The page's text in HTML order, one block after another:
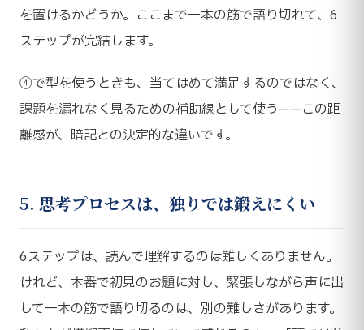
を置けるかどうか。ここまで一本の筋で語り切れて、6
ステップが完結します。
④で型を使うときも、当てはめて満足するのではなく、
課題を漏れなく見るための補助線として使う——この距
離感が、暗記との決定的な違いです。
5. 思考プロセスは、独りでは鍛えにくい
6ステップは、読んで理解するのは難しくありません。
けれど、本番で初見のお題に対し、緊張しながら声に出
して一本の筋で語り切るのは、別の難しさがあります。